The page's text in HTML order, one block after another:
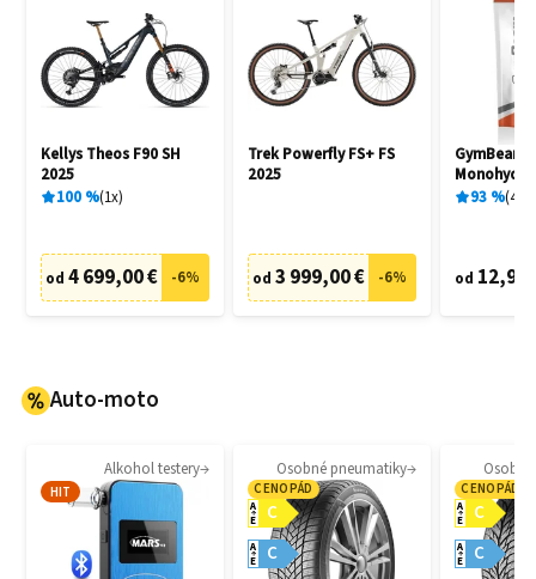
Kellys Theos F90 SH
2025
100% 1x
od 4 699,00 € -6%
Trek Powerfly FS+ FS
2025
od 3 999,00 € -6%
GymBeam
93% 404
od 12,95
Auto-moto
Alkohol testery
HIT
Osobné pneumatiky
CENOPÁD
C
A
E
C
A
E
CENOPÁD
C
A
E
C
A
E